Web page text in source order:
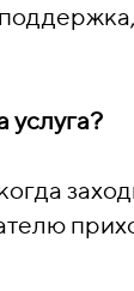
услуга?